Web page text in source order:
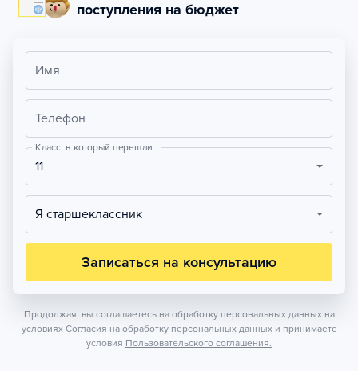
поступления на бюджет
Имя
Телефон
Класс, в который перешли
11
Я старшеклассник
Записаться на консультацию
Продолжая, вы соглашаетесь на обработку персональных данных на
условиях Согласия на обработку персональных данных и принимаете
условия Пользовательского соглашения.